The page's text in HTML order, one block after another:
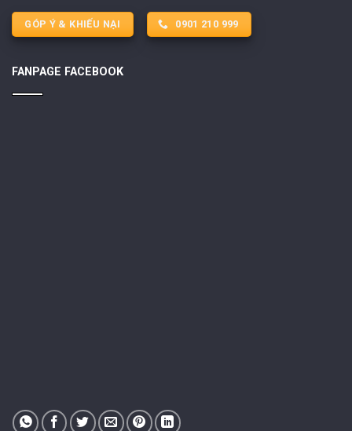
GÓP Ý & KHIẾU NẠI 0901 210 999
FANPAGE FACEBOOK